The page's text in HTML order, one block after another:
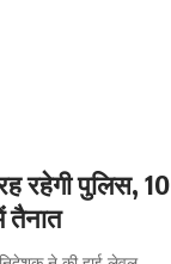
रहेगी पुलिस, 10
तैनात